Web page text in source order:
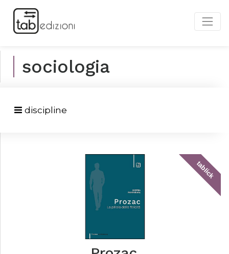
sociologia
discipline
tablick